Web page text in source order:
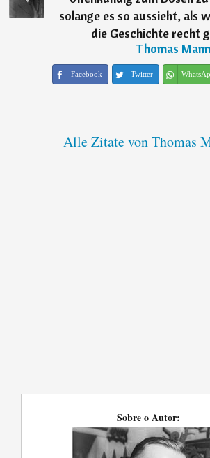
solange es so aussieht, als
die Geschichte recht
―Thomas Mann
Facebook Twitter
Alle Zitate von Thomas
Sobre o Autor: